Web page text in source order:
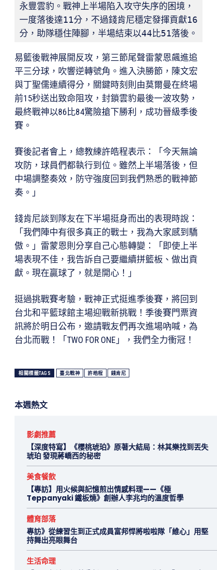
永豐雲豹。戰神上半場陷入攻守失序的困境，
一度落後達11分，不過錢肯尼穩定發揮貢獻16
分，助隊穩住陣腳，半場結束以44比51落後。
易籃後戰神展開反攻，第三節尾聲雷蒙恩飆進追
平三分球，吹響逆轉號角。進入決勝節，陳文宏
與丁聖儒連續得分，關鍵時刻則由莫爾曼在終場
前15秒送出致命阻攻，封鎖雲豹最後一波攻勢，
最終戰神以86比84驚險搶下勝利，成功晉級季後
賽。
賽後記者會上，總教練許皓程表示：「今天無論
攻防，球員們都執行到位。雖然上半場落後，但
中場調整奏效，防守強度回到我們熟悉的戰神節
奏。」
錢肯尼談到隊友在下半場挺身而出的表現時說：
「我們陣中有很多真正的戰士，我為大家感到驕
傲。」雷蒙恩則分享自己心態轉變：「即使上半
場表現不佳，我告訴自己要繼續拼籃板、做出貢
獻。現在贏球了，就是開心！」
挺過挑戰賽考驗，戰神正式挺進季後賽，將回到
台北和平籃球館主場迎戰新挑戰！季後賽門票資
訊將於明日公布，邀請戰友們再次進場吶喊，為
台北而戰！「TWO FOR ONE」，我們全力衝冠！
相關標籤TAGS 臺北戰神 許皓程 錢肯尼
本週熱文
影劇推薦
【深度特寫】《櫻桃琥珀》原著大結局：林其樂找到丟失
琥珀 發現蔣嶠西的秘密
美食餐飲
【專訪】用火候與記憶煎出情感料理——《極
Teppanyaki 鐵板燒》創辦人李兆均的溫度哲學
體育部落
專訪》從練習生到正式成員富邦悍將啦啦隊「維心」用堅
持舞出亮眼舞台
生活命理